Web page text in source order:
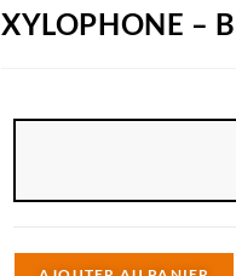
XYLOPHONE –